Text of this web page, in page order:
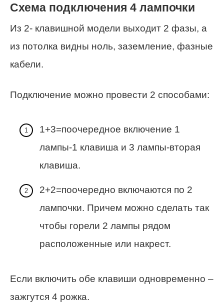
Схема подключения 4 лампочки
Из 2- клавишной модели выходит 2 фазы, а
из потолка видны ноль, заземление, фазные
кабели.
Подключение можно провести 2 способами:
1+3=поочередное включение 1
лампы-1 клавиша и 3 лампы-вторая
клавиша.
2+2=поочередно включаются по 2
лампочки. Причем можно сделать так
чтобы горели 2 лампы рядом
расположенные или накрест.
Если включить обе клавиши одновременно –
зажгутся 4 рожка.